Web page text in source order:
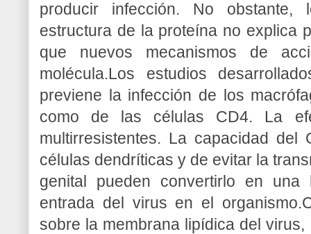
producir infección. No obstante,
estructura de la proteína no explica
que nuevos mecanismos de
molécula.Los estudios
previene la infección de los
como de las células CD4. La
multirresistentes. La capacidad
células dendríticas y de evitar la
genital pueden convertirlo en
entrada del virus en el
sobre la membrana lipídica del